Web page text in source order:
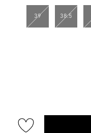
38.5
39